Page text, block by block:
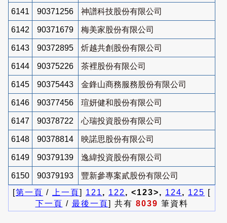
6141 90371256 神譜科技股份有限公司
6142 90371679 梅美家股份有限公司
6143 90372895 炘越共創股份有限公司
6144 90375226 茶裡股份有限公司
6145 90375443 金鋒山商務服務股份有限公司
6146 90377456 瑄妍健和股份有限公司
6147 90378722 心瑞投資股份有限公司
6148 90378814 映諾思股份有限公司
6149 90379139 逸緯投資股份有限公司
6150 90379193
豐新參專案貳股份有限公司
[第一頁 / 上一頁] 121 , 122 , <123>, 124, 125 [
下一頁 / 最後一頁] 共有 8039 筆資料